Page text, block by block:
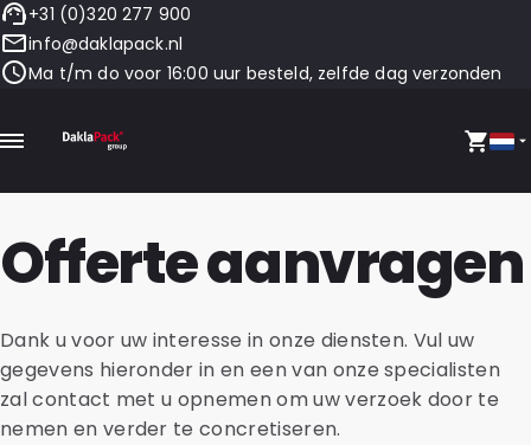
+31 (0)320 277 900
info@daklapack.nl
Ma t/m do voor 16:00 uur besteld, zelfde dag verzonden
Offerte aanvragen
Dank u voor uw interesse in onze diensten. Vul uw
gegevens hieronder in en een van onze specialisten
zal contact met u opnemen om uw verzoek door te
nemen en verder te concretiseren.